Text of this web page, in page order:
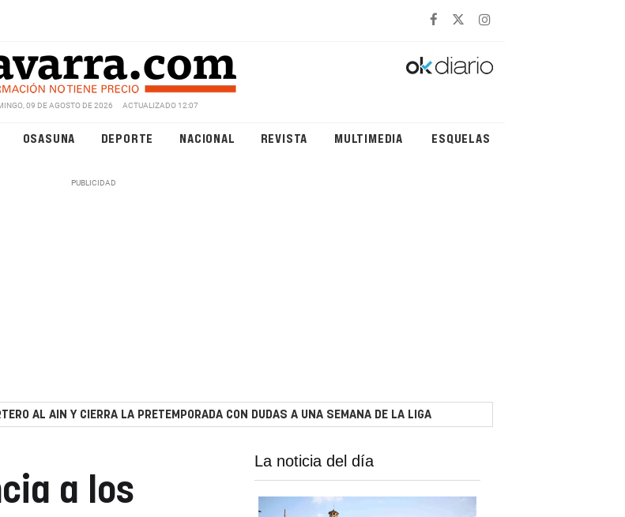
09 DE AGOSTO DE 2026 ACTUALIZADO 12:07
OSASUNA DEPORTE NACIONAL REVISTA MULTIMEDIA ESQUELAS
AL AIN Y CIERRA LA PRETEMPORADA CON DUDAS A UNA SEMANA DE LA LIGA
a los
La noticia del día